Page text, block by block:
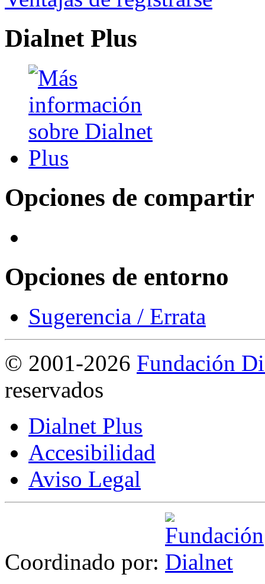
Dialnet Plus
Opciones de compartir
Opciones de entorno
Sugerencia / Errata
© 2001-2026 Fundación
reservados
Dialnet Plus
Accesibilidad
Aviso Legal
Coordinado por: